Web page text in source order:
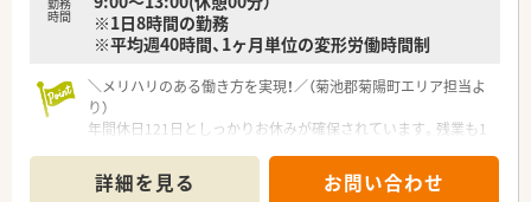
時間
※1日8時間の勤務
※平均週40時間、1ヶ月単位の変形労働時間制
＼メリハリのある働き方を実現！／（菊池郡菊陽町エリア担当よ
り）
年間休日121日としっかりお休みが確保されています。残業も1
大切にしたい方に最適な職場環境ですよ。
詳細を見る お問い合わせ